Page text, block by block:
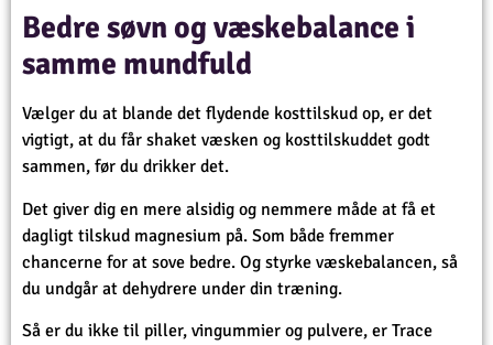
Bedre søvn og væskebalance i
samme mundfuld
Vælger du at blande det flydende kosttilskud op, er det
vigtigt, at du får shaket væsken og kosttilskuddet godt
sammen, før du drikker det.
Det giver dig en mere alsidig og nemmere måde at få et
dagligt tilskud magnesium på. Som både fremmer
chancerne for at sove bedre. Og styrke væskebalancen, så
du undgår at dehydrere under din træning.
Så er du ikke til piller, vingummier og pulvere, er Trace